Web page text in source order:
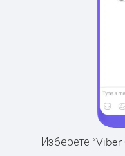
Изберете “Viber